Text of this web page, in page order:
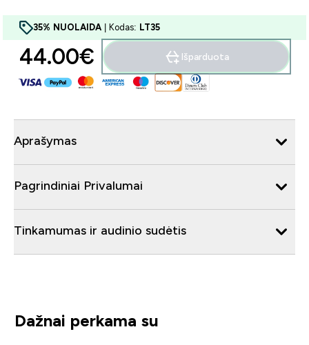
35% NUOLAIDA | Kodas: LT35
44.00€‎ Išparduota
Aprašymas
Pagrindiniai Privalumai
Tinkamumas ir audinio sudėtis
Dažnai perkama su